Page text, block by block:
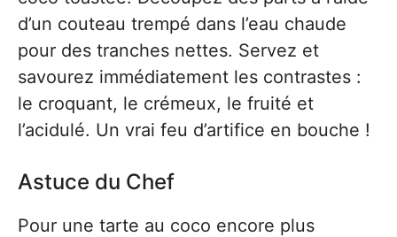
d’un couteau trempé dans l’eau chaude
pour des tranches nettes. Servez et
savourez immédiatement les contrastes :
le croquant, le crémeux, le fruité et
l’acidulé. Un vrai feu d’artifice en bouche !
Astuce du Chef
Pour une tarte au coco encore plus